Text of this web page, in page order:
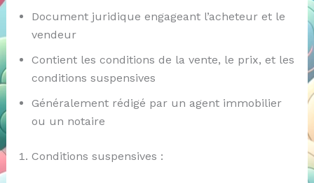
Document juridique engageant l’acheteur et le
vendeur
Contient les conditions de la vente, le prix, et les
conditions suspensives
Généralement rédigé par un agent immobilier
ou un notaire
Conditions suspensives :